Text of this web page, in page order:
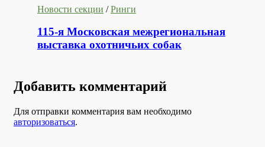
Новости секции /Ринги
115-я Московская межрегиональная
выставка охотничьих собак
Добавить комментарий
Для отправки комментария вам необходимо
авторизоваться.